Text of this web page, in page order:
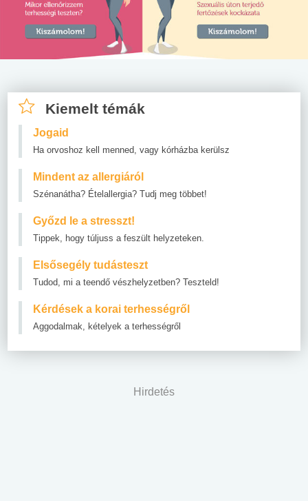
Kiemelt témák
Jogaid
Ha orvoshoz kell menned, vagy kórházba kerülsz
Mindent az allergiáról
Szénanátha? Ételallergia? Tudj meg többet!
Győzd le a stresszt!
Tippek, hogy túljuss a feszült helyzeteken.
Elsősegély tudásteszt
Tudod, mi a teendő vészhelyzetben? Teszteld!
Kérdések a korai terhességről
Aggodalmak, kételyek a terhességről
Hirdetés